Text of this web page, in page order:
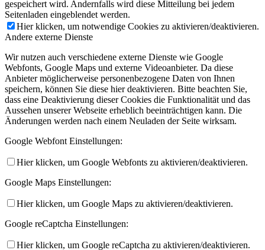
gespeichert wird. Andernfalls wird diese Mitteilung bei jedem
Seitenladen eingeblendet werden.
Hier klicken, um notwendige Cookies zu aktivieren/deaktivieren.
Andere externe Dienste
Wir nutzen auch verschiedene externe Dienste wie Google
Webfonts, Google Maps und externe Videoanbieter. Da diese
Anbieter möglicherweise personenbezogene Daten von Ihnen
speichern, können Sie diese hier deaktivieren. Bitte beachten Sie,
dass eine Deaktivierung dieser Cookies die Funktionalität und das
Aussehen unserer Webseite erheblich beeinträchtigen kann. Die
Änderungen werden nach einem Neuladen der Seite wirksam.
Google Webfont Einstellungen:
Hier klicken, um Google Webfonts zu aktivieren/deaktivieren.
Google Maps Einstellungen:
Hier klicken, um Google Maps zu aktivieren/deaktivieren.
Google reCaptcha Einstellungen:
Hier klicken, um Google reCaptcha zu aktivieren/deaktivieren.